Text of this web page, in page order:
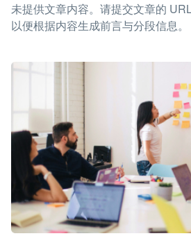
未提供文章内容。请提交文章的
以便根据内容生成前言与分段信息。